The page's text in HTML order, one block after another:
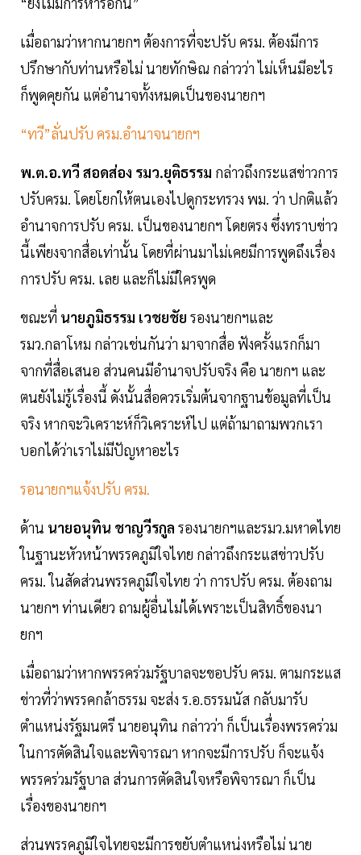
เมื่อถามว่าหากนายกฯ ต้องการที่จะปรับ ครม. ต้องมีการ
ปรึกษากับท่านหรือไม่ นายทักษิณ กล่าวว่า ไม่เห็นมีอะไร
ก็พูดคุยกัน แต่อำนาจทั้งหมดเป็นของนายกฯ
“ทวี”ลั่นปรับ ครม.อำนาจนายกฯ
พ.ต.อ.ทวี สอดส่อง รมว.ยุติธรรม กล่าวถึงกระแสข่าวการ
ปรับครม. โดยโยกให้ตนเองไปดูกระทรวง พม. ว่า ปกติแล้ว
อำนาจการปรับ ครม. เป็นของนายกฯ โดยตรง ซึ่งทราบข่าว
นี้เพียงจากสื่อเท่านั้น โดยที่ผ่านมาไม่เคยมีการพูดถึงเรื่อง
การปรับ ครม. เลย และก็ไม่มีใครพูด
ขณะที่ นายภูมิธรรม เวชยชัย รองนายกฯและ
รมว.กลาโหม กล่าวเช่นกันว่า มาจากสื่อ ฟังครั้งแรกก็มา
จากที่สื่อเสนอ ส่วนคนมีอำนาจปรับจริง คือ นายกฯ และ
ตนยังไม่รู้เรื่องนี้ ดังนั้นสื่อควรเริ่มต้นจากฐานข้อมูลที่เป็น
จริง หากจะวิเคราะห์ก็วิเคราะห์ไป แต่ถ้ามาถามพวกเรา
บอกได้ว่าเราไม่มีปัญหาอะไร
รอนายกฯแจ้งปรับ ครม.
ด้าน นายอนุทิน ชาญวีรกูล รองนายกฯและรมว.มหาดไทย
ในฐานะหัวหน้าพรรคภูมิใจไทย กล่าวถึงกระแสข่าวปรับ
ครม. ในสัดส่วนพรรคภูมิใจไทย ว่า การปรับ ครม. ต้องถาม
นายกฯ ท่านเดียว ถามผู้อื่นไม่ได้เพราะเป็นสิทธิ์ของนา
ยกฯ
เมื่อถามว่าหากพรรคร่วมรัฐบาลจะขอปรับ ครม. ตามกระแส
ข่าวที่ว่าพรรคกล้าธรรม จะส่ง ร.อ.ธรรมนัส กลับมารับ
ตำแหน่งรัฐมนตรี นายอนุทิน กล่าวว่า ก็เป็นเรื่องพรรคร่วม
ในการตัดสินใจและพิจารณา หากจะมีการปรับ ก็จะแจ้ง
พรรคร่วมรัฐบาล ส่วนการตัดสินใจหรือพิจารณา ก็เป็น
เรื่องของนายกฯ
ส่วนพรรคภูมิใจไทยจะมีการขยับตำแหน่งหรือไม่ นาย